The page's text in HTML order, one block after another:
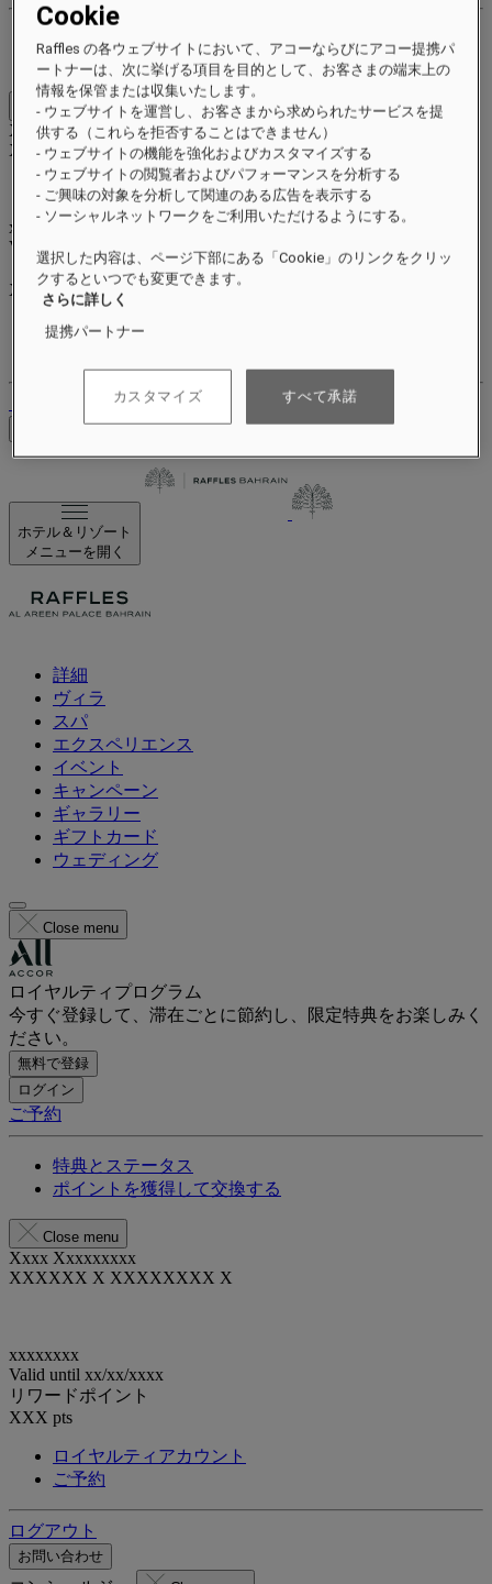
特典とステータス
ポイントを獲得して交換する
Close menu
Xxxx Xxxxxxxxx
XXXXXX X XXXXXXXX X
xxxxxxxx
Valid until xx/xx/xxxx
リワードポイント
XXXpts
ロイヤルティアカウント
料金を確認
ホテル＆リゾート
メニューを開く
詳細
ヴィラ
スパ
エクスペリエンス
イベント
キャンペーン
ギャラリー
ギフトカード
ウェディング
Close menu
ロイヤルティプログラム
今すぐ登録して、滞在ごとに節約し、限定特典をお楽しみく
ださい。
無料で登録
ログイン
ご予約
特典とステータス
ポイントを獲得して交換する
Close menu
Xxxx Xxxxxxxxx
XXXXXX X XXXXXXXX X
xxxxxxxx
Valid until xx/xx/xxxx
リワードポイント
XXX pts
ロイヤルティアカウント
ご予約
ログアウト
お問い合わせ
Cookie
Raffles の各ウェブサイトにおいて、アコーならびにアコー提携パ
ートナーは、次に挙げる項目を目的として、お客さまの端末上の
情報を保管または収集いたします。
- ウェブサイトを運営し、お客さまから求められたサービスを提
供する（これらを拒否することはできません）
- ウェブサイトの機能を強化およびカスタマイズする
- ウェブサイトの閲覧者およびパフォーマンスを分析する
- ご興味の対象を分析して関連のある広告を表示する
- ソーシャルネットワークをご利用いただけるようにする。
選択した内容は、ページ下部にある「Cookie」のリンクをクリッ
クするといつでも変更できます。
さらに詳しく
提携パートナー
カスタマイズ すべて承諾